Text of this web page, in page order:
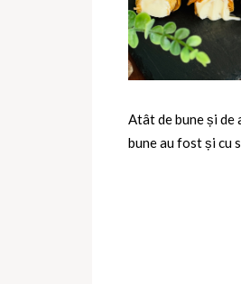
Atât de bune și de
bune au fost și cu